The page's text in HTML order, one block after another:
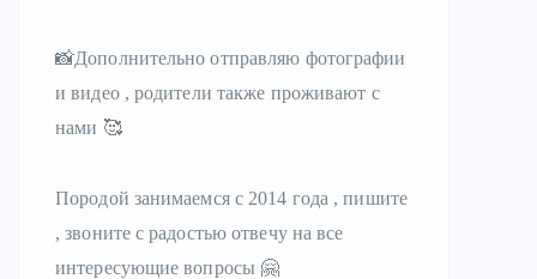
📸Дополнительно отправляю фотографии
и видео , родители также проживают с
нами 🥰
Породой занимаемся с 2014 года , пишите
, звоните с радостью отвечу на все
интересующие вопросы 🤗